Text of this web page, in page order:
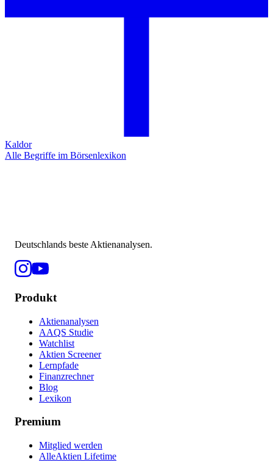
Kaldor
Alle Begriffe im Börsenlexikon
Deutschlands beste Aktienanalysen.
Produkt
Aktienanalysen
AAQS Studie
Watchlist
Aktien Screener
Lernpfade
Finanzrechner
Blog
Lexikon
Premium
Mitglied werden
AlleAktien Lifetime